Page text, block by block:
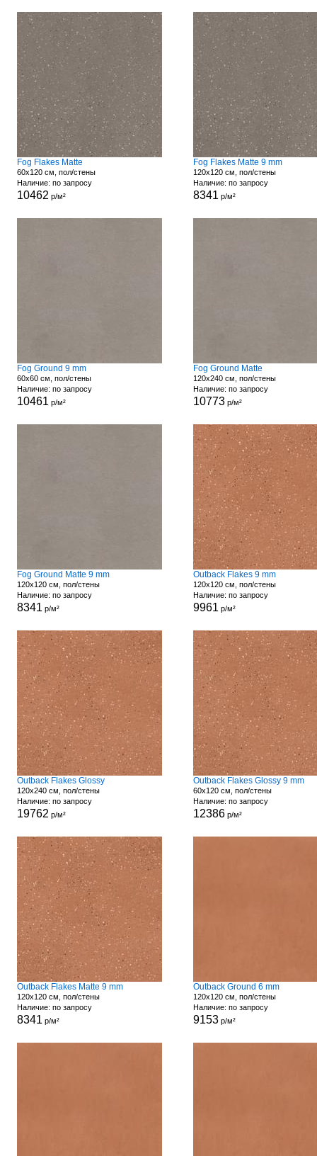
Fog Flakes Matte
60x120 см, пол/стены
Наличие: по запросу
10462 р/м²
Fog Flakes Matte 9 mm
120x120 см, пол/стены
Наличие: по запросу
8341 р/м²
Fog Ground 9 mm
60x60 см, пол/стены
Наличие: по запросу
10461 р/м²
Fog Ground Matte
120x240 см, пол/стены
Наличие: по запросу
10773р/м²
Fog Ground Matte 9 mm
120x120 см, пол/стены
Наличие: по запросу
8341 р/м²
Outback Flakes 9 mm
120x120 см, пол/стены
Наличие: по запросу
9961 р/м²
Outback Flakes Glossy
120x240 см, пол/стены
Наличие: по запросу
19762 р/м²
Outback Flakes Glossy 9 mm
60x120 см, пол/стены
Наличие: по запросу
12386р/м²
Outback Flakes Matte 9 mm
120x120 см, пол/стены
Наличие: по запросу
8341 р/м²
Outback Ground 6 mm
120x120 см, пол/стены
Наличие: по запросу
9153р/м²